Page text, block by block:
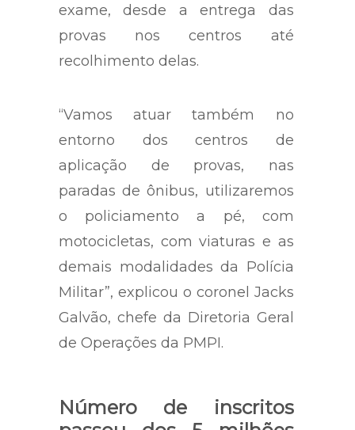
exame, desde a entrega das
provas nos centros até
recolhimento delas.
“Vamos atuar também no
entorno dos centros de
aplicação de provas, nas
paradas de ônibus, utilizaremos
o policiamento a pé, com
motocicletas, com viaturas e as
demais modalidades da Polícia
Militar”, explicou o coronel Jacks
Galvão, chefe da Diretoria Geral
de Operações da PMPI.
Número de inscritos